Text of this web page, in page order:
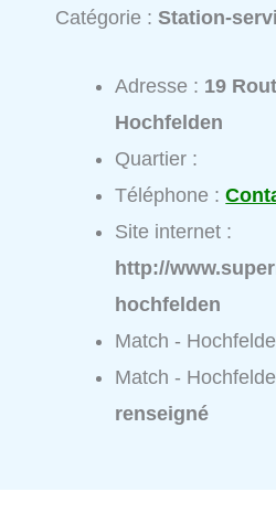
Catégorie :Station-
Adresse : 19
Hochfelden
Quartier :
Téléphone :
Site internet :
http://
hochfelden
Match -
Match -
renseigné